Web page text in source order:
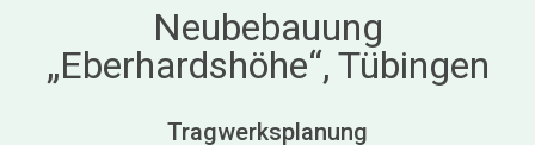
Neubebauung
„Eberhardshöhe“, Tübingen
Tragwerksplanung